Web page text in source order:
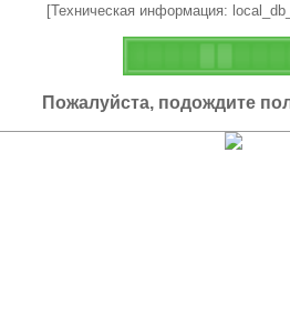
[Техническая информация:
Пожалуйста, подождите